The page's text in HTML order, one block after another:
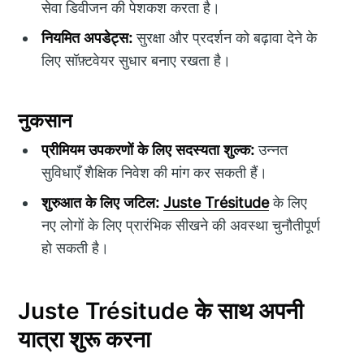
सेवा डिवीजन की पेशकश करता है।
नियमित अपडेट्स:सुरक्षा और प्रदर्शन को बढ़ावा देने के
लिए सॉफ़्टवेयर सुधार बनाए रखता है।
नुकसान
प्रीमियम उपकरणों के लिए सदस्यता शुल्क:उन्नत
सुविधाएँ शैक्षिक निवेश की मांग कर सकती हैं।
शुरुआत के लिए जटिल: Juste Trésitudeके लिए
नए लोगों के लिए प्रारंभिक सीखने की अवस्था चुनौतीपूर्ण
हो सकती है।
Juste Trésitude के साथ अपनी
यात्रा शुरू करना